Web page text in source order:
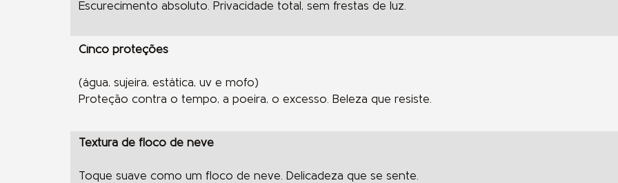
Escurecimento absoluto. Privacidade total, sem frestas de luz.
Cinco proteções
(água, sujeira, estática, uv e mofo)
Proteção contra o tempo, a poeira, o excesso. Beleza que resiste.
Textura de floco de neve
Toque suave como um floco de neve. Delicadeza que se sente.